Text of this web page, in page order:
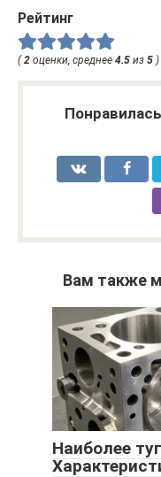
Рейтинг
(2 оценки, среднее 4.5 из 5 )
Вам также
Наиболее